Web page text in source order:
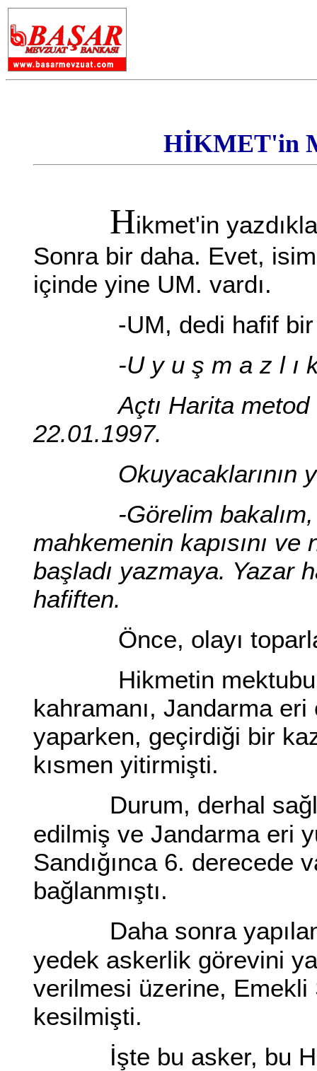
HİKMET'in
Hikmet'in
Sonra bir daha. Evet,
içinde yine UM. vardı.
-UM, dedi hafif bir
-U y u ş m a z l ı
Açtı Harita
22.01.1997.
Okuyacaklarının
-Görelim
mahkemenin kapısını
başladı yazmaya. Yazar
hafiften.
Önce, olayı
Hikmetin
kahramanı, Jandarma
yaparken, geçirdiği bir
kısmen yitirmişti.
Durum, derhal
edilmiş ve Jandarma eri
Sandığınca 6. derecede
bağlanmıştı.
Daha sonra
yedek askerlik görevini
verilmesi üzerine, Emekli
kesilmişti.
İşte bu asker, bu